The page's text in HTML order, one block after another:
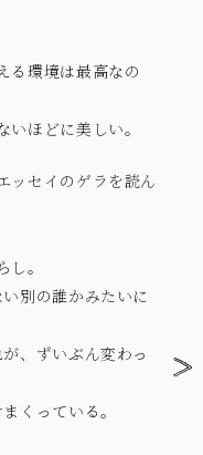
る環境は最高なの
ほどに美しい。
ッセイのゲラを読ん
。
別の誰かみたいに
、ずいぶん変わっ
くっている。